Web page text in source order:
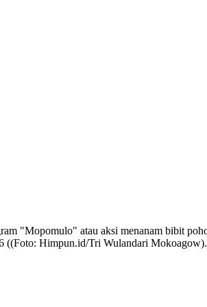
"Mopomulo" atau aksi menanam bibit
((Foto: Himpun.id/Tri Wulandari Mokoagow).